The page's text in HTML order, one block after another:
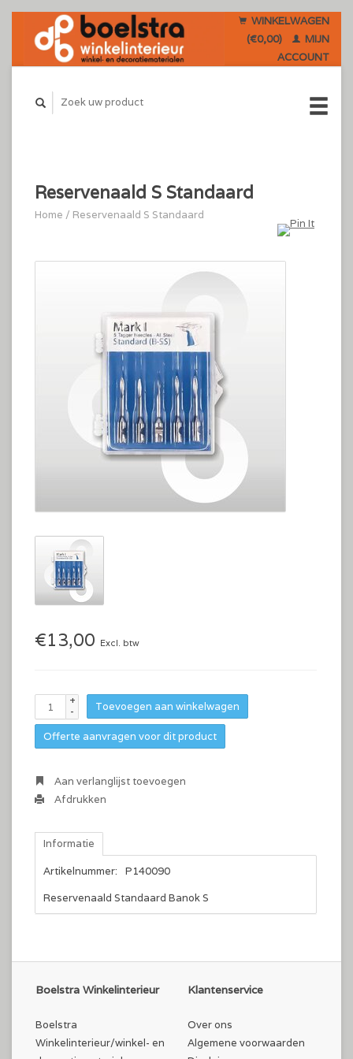
WINKELWAGEN
(€0,00)
MIJN
ACCOUNT
Reservenaald S Standaard
Home / Reservenaald S Standaard
€13,00 Excl. btw
+
-
Toevoegen aan winkelwagen
Offerte aanvragen voor dit product
Aan verlanglijst toevoegen
Afdrukken
Informatie
Artikelnummer:
P140090
Reservenaald Standaard Banok S
Boelstra Winkelinterieur
Boelstra
Winkelinterieur/winkel- en
Klantenservice
Over ons
Algemene voorwaarden